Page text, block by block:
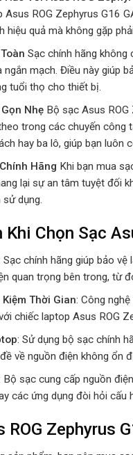
Asus ROG Zephyrus G16
quả mà không gặp
Sạc chính hãng
ngắn mạch. Điều này giúp
tuổi thọ cho thiết bị.
NhẹBộ sạc Asus ROG
trong các chuyến công
hay ba lô, giúp bạn luôn
Hãng Khi bạn mua
lại sự an tâm tuyệt đối
dụng.
Chọn Sạc
Sạc chính hãng giúp bảo
quan trọng bên trong, từ
Thời Gian: Công
chiếc laptop Asus ROG
: Sử dụng bộ sạc chính
về nguồn điện không ổn
Bộ sạc cung cấp nguồn
các ứng dụng đòi hỏi cấu
ROG Zephyrus